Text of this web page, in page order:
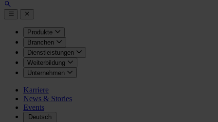
Produkte
Branchen
Dienstleistungen
Weiterbildung
Unternehmen
Karriere
News & Stories
Events
Deutsch